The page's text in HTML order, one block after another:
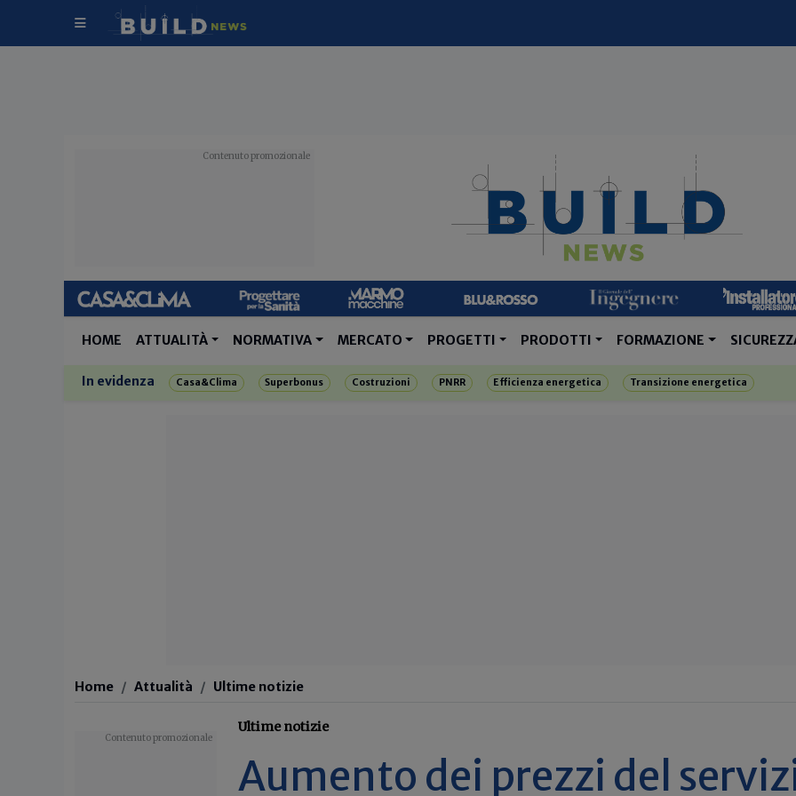
HOME ATTUALITÀ NORMATIVA MERCATO PROGETTI PRODOTTI FORMAZIONE
In evidenza Casa&Clima Superbonus Costruzioni PNRR Efficienza energetica Transizione energetica
Home Attualità Ultime notizie
Ultime notizie
Aumento dei prezzi del